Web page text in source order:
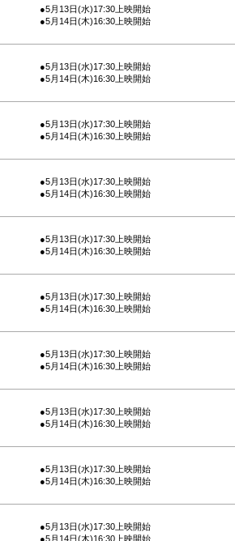
●5月13日(水)17:30上映開始
●5月14日(木)16:30上映開始
●5月13日(水)17:30上映開始
●5月14日(木)16:30上映開始
●5月13日(水)17:30上映開始
●5月14日(木)16:30上映開始
●5月13日(水)17:30上映開始
●5月14日(木)16:30上映開始
●5月13日(水)17:30上映開始
●5月14日(木)16:30上映開始
●5月13日(水)17:30上映開始
●5月14日(木)16:30上映開始
●5月13日(水)17:30上映開始
●5月14日(木)16:30上映開始
●5月13日(水)17:30上映開始
●5月14日(木)16:30上映開始
●5月13日(水)17:30上映開始
●5月14日(木)16:30上映開始
●5月13日(水)17:30上映開始
●5月14日(木)16:30上映開始